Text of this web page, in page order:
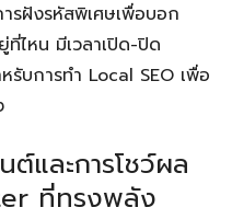
รฝังรหัสพิเศษเพื่อบอก
ไหน มีเวลาเปิด-ปิด
รับการทำ Local SEO เพื่อ
และการโชว์ผล
ที่ทรงพลัง